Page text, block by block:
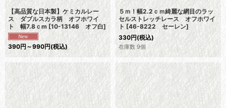
【高品質な日本製】ケミカルレー
ス ダブルスカラ柄 オフホワイ
ト 幅7.8ｃm [10-13146 オフ白]
390円～990円(税込)
５ｍ！幅2.2ｃｍ綺麗な網目のラッ
セルストレッチレース オフホワイ
ト [46-8222 セーレン]
330円(税込)
在庫数 9個